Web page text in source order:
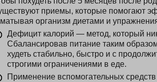
приемы, которые помогают
организм диетами и
Дефицит калорий — метод, который
Сбалансировав питание таким
худеть стабильно, быстро и с
строгими ограничениями в еде.
Применение вспомогательных